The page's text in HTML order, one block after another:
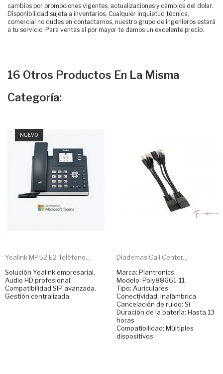
cambios por promociones vigentes, actualizaciones y cambios del dolar.
Disponibilidad sujeta a inventarios. Cualquier inquietud técnica,
comercial no dudes en contactarnos, nuestro grupo de ingenieros estará
a tu servicio. Para ventas al por mayor te damos un excelente precio.
16 Otros Productos En La Misma
Categoría:
NUEVO
Yealink MP52 E2 Teléfono...
Solución Yealink empresarial.
Audio HD profesional.
Compatibilidad SIP avanzada.
Gestión centralizada.
Diademas Call Center...
Marca: Plantronics
Modelo: Poly88661-11
Tipo: Auriculares
Conectividad: Inalámbrica
Cancelación de ruido: Sí
Duración de la batería: Hasta 13
horas
Compatibilidad: Múltiples
dispositivos